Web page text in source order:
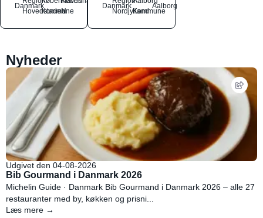
Danmark
Hovedstaden
Kommune
N
Danmark
NordjyllandKommune
Aalborg
Nyheder
Udgivet den 04-08-2026
Bib Gourmand i Danmark 2026
Michelin Guide · Danmark Bib Gourmand i Danmark 2026 – alle 27
restauranter med by, køkken og prisni...
Læs mere →